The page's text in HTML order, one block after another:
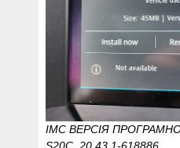
IMC ВЕРСІЯ